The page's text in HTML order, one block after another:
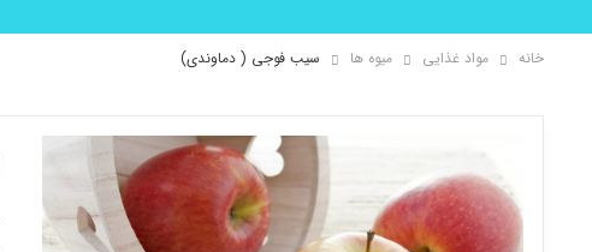
خانه مواد غذایی میوه ها سیب فوجی ( دماوندی)